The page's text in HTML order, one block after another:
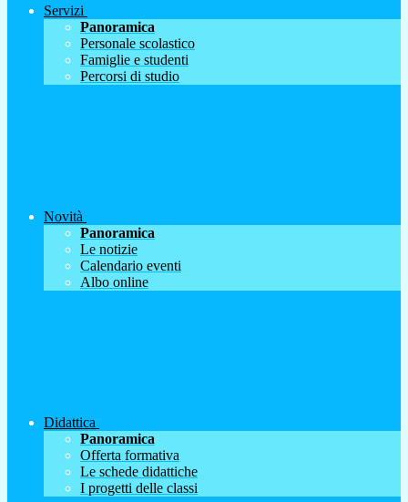
Servizi
Panoramica
Personale scolastico
Famiglie e studenti
Percorsi di studio
Novità
Panoramica
Le notizie
Calendario eventi
Albo online
Didattica
Panoramica
Offerta formativa
Le schede didattiche
I progetti delle classi